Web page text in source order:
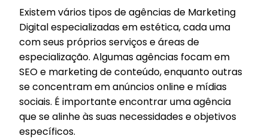
Existem vários tipos de agências de Marketing
Digital especializadas em estética, cada uma
com seus próprios serviços e áreas de
especialização. Algumas agências focam em
SEO e marketing de conteúdo, enquanto outras
se concentram em anúncios online e mídias
sociais. É importante encontrar uma agência
que se alinhe às suas necessidades e objetivos
específicos.